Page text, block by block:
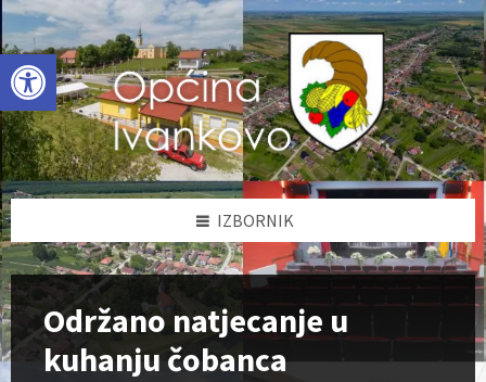
Open toolbar
Skip
to
content
Skip
to
left
sidebar
Skip
to
footer
IZBORNIK
Održano natjecanje u
kuhanju čobanca